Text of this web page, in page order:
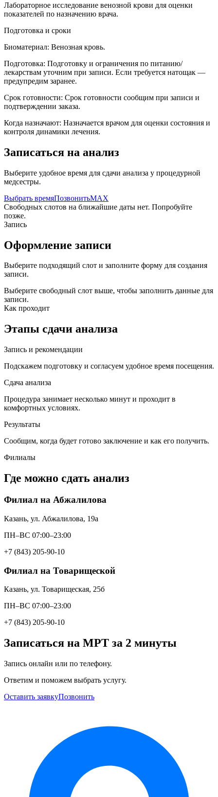
Лабораторное исследование венозной крови для оценки
показателей по назначению врача.
Подготовка и сроки
Биоматериал: Венозная кровь.
Подготовка: Подготовку и ограничения по питанию/
лекарствам уточним при записи. Если требуется натощак —
предупредим заранее.
Срок готовности: Срок готовности сообщим при записи и
подтверждении заказа.
Когда назначают: Назначается врачом для оценки состояния и
контроля динамики лечения.
Записаться на анализ
Выберите удобное время для сдачи анализа у процедурной
медсестры.
Выбрать времяПозвонитьMAX
Свободных слотов на ближайшие даты нет. Попробуйте
позже.
Запись
Оформление записи
Выберите подходящий слот и заполните форму для создания
записи.
Выберите свободный слот выше, чтобы заполнить данные для
записи.
Как проходит
Этапы сдачи анализа
Запись и рекомендации
Подскажем подготовку и согласуем удобное время посещения.
Сдача анализа
Процедура занимает несколько минут и проходит в
комфортных условиях.
Результаты
Сообщим, когда будет готово заключение и как его получить.
Филиалы
Где можно сдать анализ
Филиал на Абжалилова
Казань, ул. Абжалилова, 19а
ПН–ВС 07:00–23:00
+7 (843) 205-90-10
Филиал на Товарищеской
Казань, ул. Товарищеская, 25б
ПН–ВС 07:00–23:00
+7 (843) 205-90-10
Записаться на МРТ за 2 минуты
Запись онлайн или по телефону.
Ответим и поможем выбрать услугу.
Оставить заявкуПозвонить